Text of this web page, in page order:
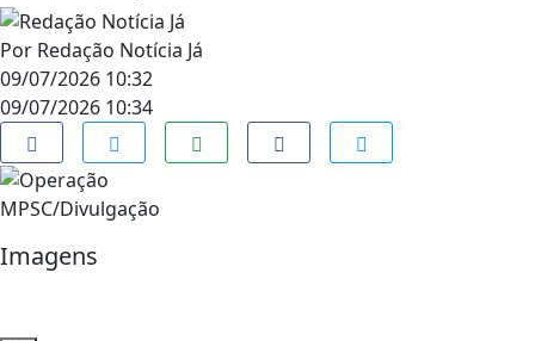
Por Redação Notícia Já
09/07/2026 10:32
09/07/2026 10:34
MPSC/Divulgação
Imagens